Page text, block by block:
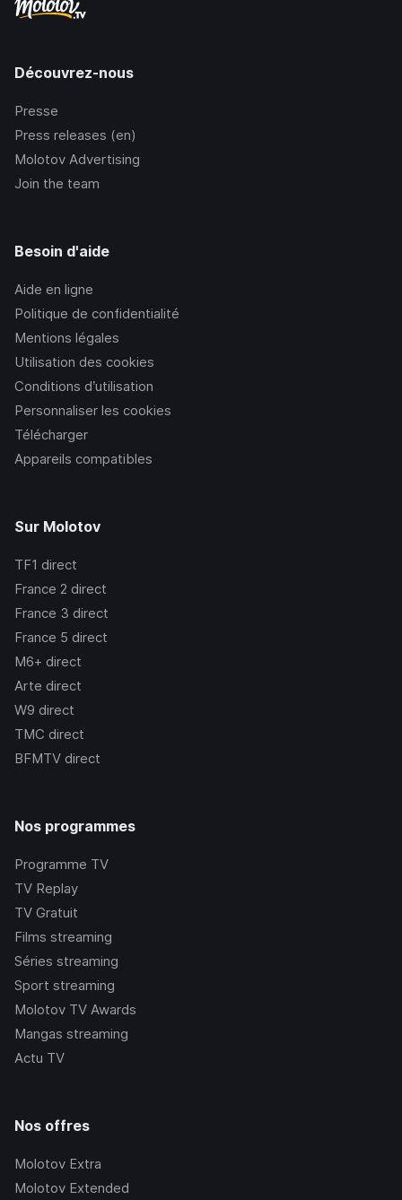
Découvrez-nous
Presse
Press releases (en)
Molotov Advertising
Join the team
Besoin d'aide
Aide en ligne
Politique de confidentialité
Mentions légales
Utilisation des cookies
Conditions d’utilisation
Personnaliser les cookies
Télécharger
Appareils compatibles
Sur Molotov
TF1 direct
France 2 direct
France 3 direct
France 5 direct
M6+ direct
Arte direct
W9 direct
TMC direct
BFMTV direct
Nos programmes
Programme TV
TV Replay
TV Gratuit
Films streaming
Séries streaming
Sport streaming
Molotov TV Awards
Mangas streaming
Actu TV
Nos offres
Molotov Extra
Molotov Extended